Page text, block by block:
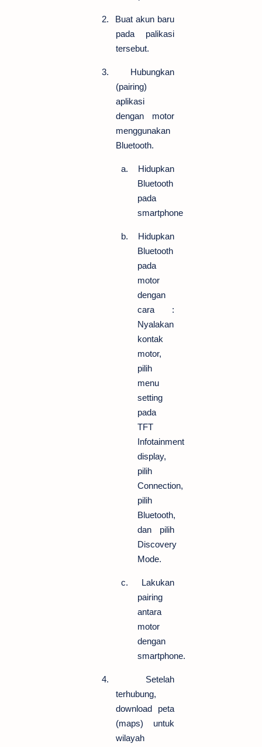
2.
Buat akun baru
pada palikasi
tersebut.
3.
Hubungkan
(pairing)
aplikasi
dengan motor
menggunakan
Bluetooth.
a.
Hidupkan
Bluetooth
pada
smartphone
b.
Hidupkan
Bluetooth
pada
motor
dengan
cara :
Nyalakan
kontak
motor,
pilih
menu
setting
pada
TFT
Infotainment
display,
pilih
Connection,
pilih
Bluetooth,
dan pilih
Discovery
Mode.
c.
Lakukan
pairing
antara
motor
dengan
smartphone.
4.
Setelah
terhubung,
download peta
(maps) untuk
wilayah